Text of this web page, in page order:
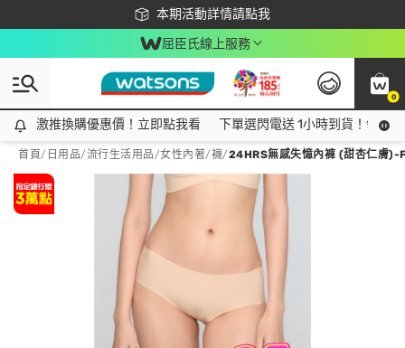
本期活動詳情請點我
下載app最高回饋$350
屈臣氏線上服務
0
激推換購優惠價！立即點我看
激推換購優惠價！立即點我看 下單選閃電送 1小時到貨！領神
首頁/ 日用品/流行生活用品/女性內著/襪/24HRS無感失憶內褲 (甜杏仁膚)-